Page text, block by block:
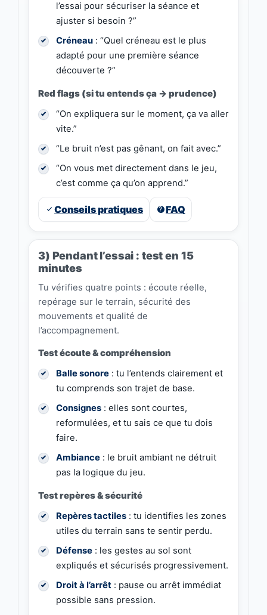
l’essai pour sécuriser la séance et
ajuster si besoin ?”
Créneau : “Quel créneau est le plus
adapté pour une première séance
découverte ?”
Red flags (si tu entends ça → prudence)
“On expliquera sur le moment, ça va aller
vite.”
“Le bruit n’est pas gênant, on fait avec.”
“On vous met directement dans le jeu,
c’est comme ça qu’on apprend.”
Conseils pratiques FAQ
3) Pendant l’essai : test en 15
minutes
Tu vérifies quatre points : écoute réelle,
repérage sur le terrain, sécurité des
mouvements et qualité de
l’accompagnement.
Test écoute & compréhension
Balle sonore : tu l’entends clairement et
tu comprends son trajet de base.
Consignes : elles sont courtes,
reformulées, et tu sais ce que tu dois
faire.
Ambiance : le bruit ambiant ne détruit
pas la logique du jeu.
Test repères & sécurité
Repères tactiles : tu identifies les zones
utiles du terrain sans te sentir perdu.
Défense : les gestes au sol sont
expliqués et sécurisés progressivement.
Droit à l’arrêt : pause ou arrêt immédiat
possible sans pression.